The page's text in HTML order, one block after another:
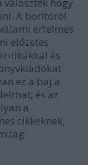
A borítóról
értelmes
előzetes
és
ez a baj a
és az
a
cikkeknek,